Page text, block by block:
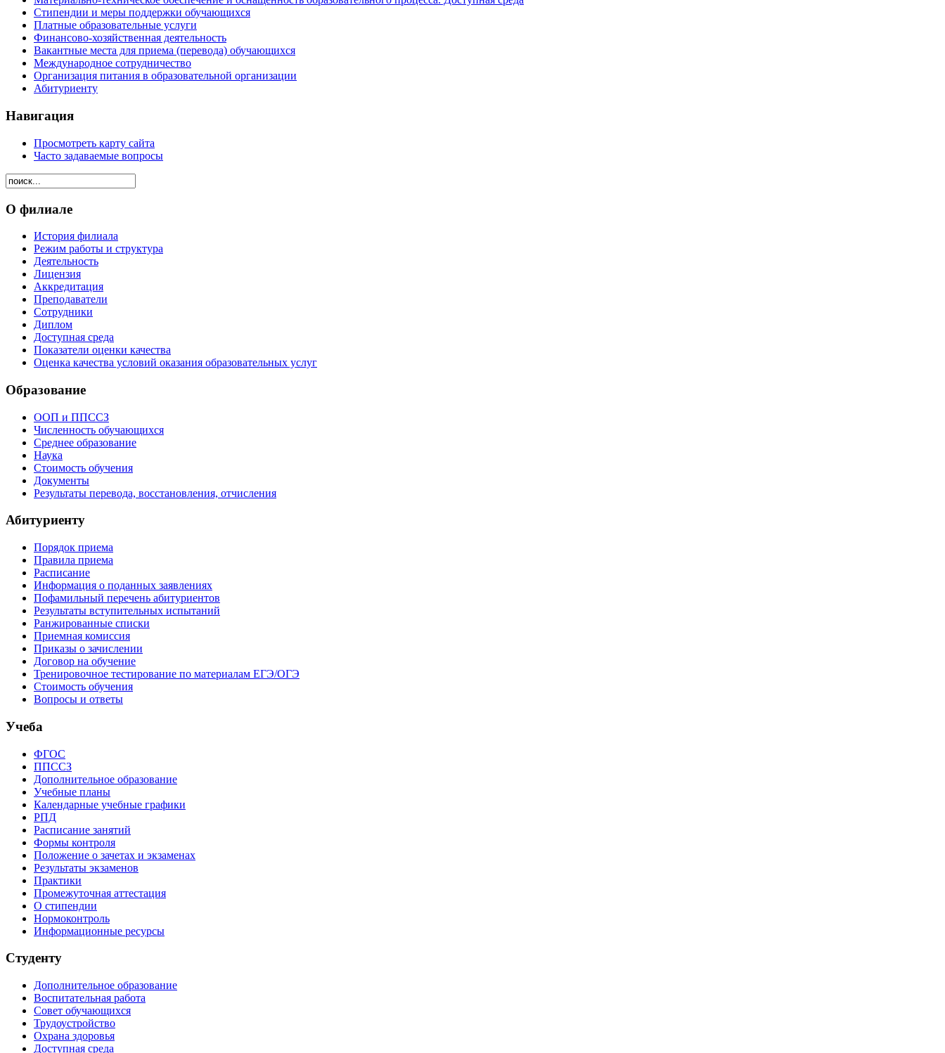
Стипендии и меры поддержки обучающихся
Платные образовательные услуги
Финансово-хозяйственная деятельность
Вакантные места для приема (перевода) обучающихся
Международное сотрудничество
Организация питания в образовательной организации
Абитуриенту
Навигация
Просмотреть карту сайта
Часто задаваемые вопросы
О филиале
История филиала
Режим работы и структура
Деятельность
Лицензия
Аккредитация
Преподаватели
Сотрудники
Диплом
Доступная среда
Показатели оценки качества
Оценка качества условий оказания образовательных услуг
Образование
ООП и ППССЗ
Численность обучающихся
Среднее образование
Наука
Стоимость обучения
Документы
Результаты перевода, восстановления, отчисления
Абитуриенту
Порядок приема
Правила приема
Расписание
Информация о поданных заявлениях
Пофамильный перечень абитуриентов
Результаты вступительных испытаний
Ранжированные списки
Приемная комиссия
Приказы о зачислении
Договор на обучение
Тренировочное тестирование по материалам ЕГЭ/ОГЭ
Стоимость обучения
Вопросы и ответы
Учеба
ФГОС
ППССЗ
Дополнительное образование
Учебные планы
Календарные учебные графики
РПД
Расписание занятий
Формы контроля
Положение о зачетах и экзаменах
Результаты экзаменов
Практики
Промежуточная аттестация
О стипендии
Нормоконтроль
Информационные ресурсы
Студенту
Дополнительное образование
Воспитательная работа
Совет обучающихся
Трудоустройство
Охрана здоровья
Доступная среда